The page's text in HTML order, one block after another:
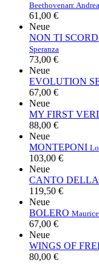
Beethovenarr.
61,00 €
Neue
NON TI
Speranza
73,00 €
Neue
EVOLUTION
67,00 €
Neue
MY FIRST
88,00 €
Neue
MONTEPONI
103,00 €
Neue
CANTO
119,50 €
Neue
BOLERO
67,00 €
Neue
WINGS OF
80,00 €